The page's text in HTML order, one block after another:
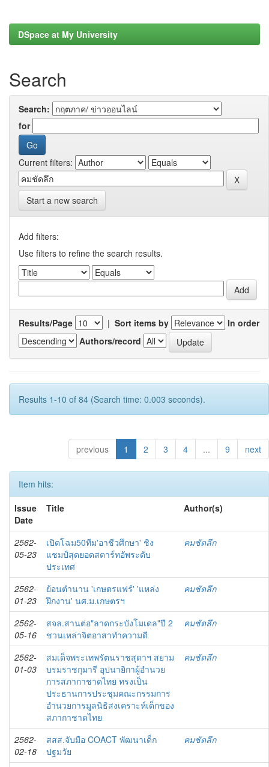
DSpace at My University
Search
Search:
for
Current filters:
Start a new search
Add filters:
Use filters to refine the search results.
Results/Page | Sort items by
In order
Authors/record
Results 1-10 of 84 (Search time: 0.003 seconds).
previous 1 2 3 4 ... 9 next
Item hits:
Issue
Date
Title Author(s)
2562-
05-23
เปิดโฉม50ทีม'อาชีวศึกษา' ชิง
แชมป์สุดยอดสตาร์ทอัพระดับ
ประเทศ
คมชัดลึก
2562-
01-23
ย้อนตำนาน 'เกษตรแฟร์' 'แหล่ง
ฝึกงาน' นศ.ม.เกษตรฯ
คมชัดลึก
2562-
05-16
สจล.สานต่อ"ลาดกระบังโมเดล"ปี 2
ชวนเหล่าจิตอาสาทำความดี
คมชัดลึก
2562-
01-03
สมเด็จพระเทพรัตนราชสุดาฯ สยาม
บรมราชกุมารี อุปนายิกาผู้อำนวย
การสภากาชาดไทย ทรงเป็น
ประธานการประชุมคณะกรรมการ
อำนวยการมูลนิธิสงเคราะห์เด็กของ
สภากาชาดไทย
คมชัดลึก
2562-
02-18
สสส.จับมือ COACT พัฒนาเด็ก
ปฐมวัย
คมชัดลึก